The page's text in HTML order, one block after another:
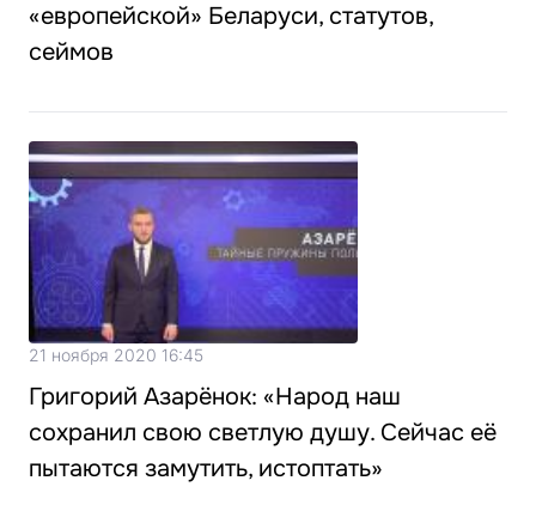
«европейской» Беларуси, статутов,
сеймов
21 ноября 2020 16:45
Григорий Азарёнок: «Народ наш
сохранил свою светлую душу. Сейчас её
пытаются замутить, истоптать»